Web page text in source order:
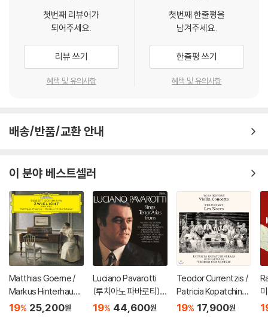
첫번째 리뷰어가
되어주세요.
리뷰 쓰기
혜택 및 유의사항
첫번째 한줄평을
남겨주세요.
한줄평 쓰기
혜택 및 유의사항
배송/반품/교환 안내
이 분야 베스트셀러
Matthias Goerne /
Markus Hinterhause
r 슈만: 황혼 (가곡집)
19% 25,200원
Luciano Pavarotti
(루치아노 파바로티) -
이탈리아 오페라 리마
19% 44,600원
Teodor Currentzis /
Patricia Kopatchinsk
aja 차이코프스키: 바이
19% 17,900원